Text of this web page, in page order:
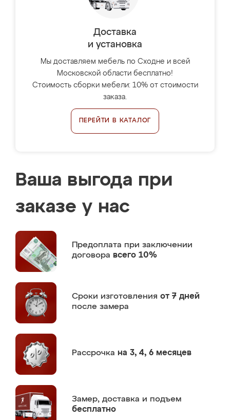
Доставка
и установка
Мы доставляем мебель по Сходне и всей
Московской области бесплатно!
Стоимость сборки мебели: 10% от стоимости
заказа.
ПЕРЕЙТИ В КАТАЛОГ
Ваша выгода при
заказе у нас
Предоплата при заключении
договора всего 10%
Сроки изготовления от 7 дней
после замера
Рассрочка на 3, 4, 6 месяцев
Замер, доставка и подъем
бесплатно